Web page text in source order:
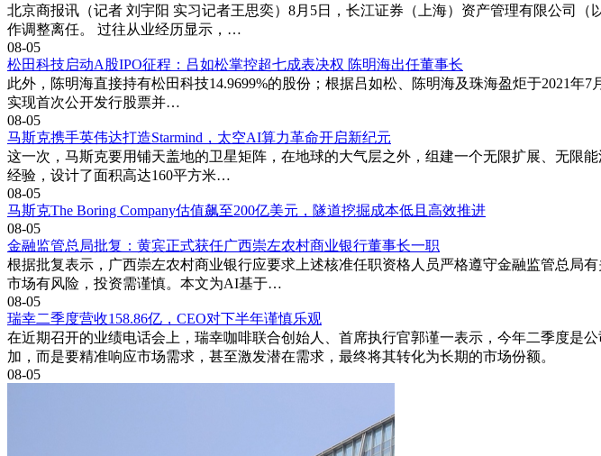
北京商报讯（记者 刘宇阳 实习记者王思奕）8月5日，长江证券（上海）资产管理有限公司
作调整离任。 过往从业经历显示，…
08-05
松田科技启动A股IPO征程：吕如松掌控超七成表决权 陈明海出任董事长
此外，陈明海直接持有松田科技14.9699%的股份；根据吕如松、陈明海及珠海盈炬于2021
实现首次公开发行股票并…
08-05
马斯克携手英伟达打造Starmind，太空AI算力革命开启新纪元
这一次，马斯克要用铺天盖地的卫星矩阵，在地球的大气层之外，组建一个无限扩展、无限
经验，设计了面积高达160平方米…
08-05
马斯克The Boring Company估值飙至200亿美元，隧道挖掘成本低且高效推进
08-05
金融监管总局批复：黄宾正式获任广西崇左农村商业银行董事长一职
根据批复表示，广西崇左农村商业银行应要求上述核准任职资格人员严格遵守金融监管总局
市场有风险，投资需谨慎。本文为AI基于…
08-05
瑞幸二季度营收158.86亿，CEO对下半年谨慎乐观
在近期召开的业绩电话会上，瑞幸咖啡联合创始人、首席执行官郭谨一表示，今年二季度是
加，而是要精准响应市场需求，甚至激发潜在需求，最终将其转化为长期的市场份额。
08-05